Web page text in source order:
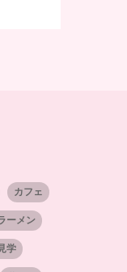
カフェ
ーメン
学